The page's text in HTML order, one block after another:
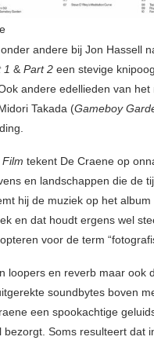
andere bij Jon Hassell
1 & Part 2 een stevige
andere edellieden van het
Takada (Gameboy
tekent De Craene op
en landschappen die de
hij de muziek op het album
en dat houdt ergens wel
voor de term
loopers en reverb maar ook
soundbytes boven
een spookachtige
bezorgt. Soms resulteert dat